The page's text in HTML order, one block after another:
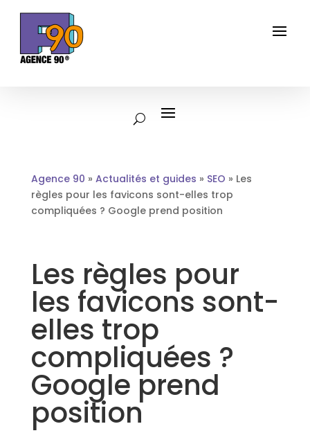
Agence 90 » Actualités et guides » SEO » Les
règles pour les favicons sont-elles trop
compliquées ? Google prend position
Les règles pour
les favicons sont-
elles trop
compliquées ?
Google prend
position